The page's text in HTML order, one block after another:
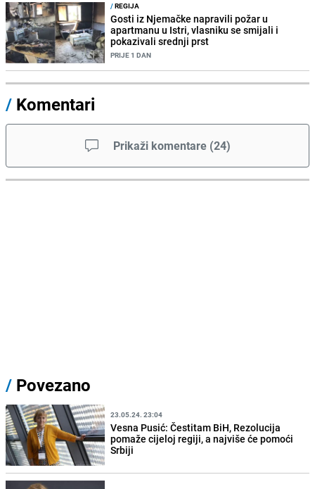
/REGIJA
Gosti iz Njemačke napravili požar u
apartmanu u Istri, vlasniku se smijali i
pokazivali srednji prst
PRIJE 1 DAN
/ Komentari
Prikaži komentare (24)
/ Povezano
23.05.24. 23:04
Vesna Pusić: Čestitam BiH, Rezolucija
pomaže cijeloj regiji, a najviše će pomoći
Srbiji